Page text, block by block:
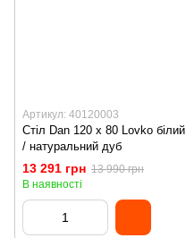
Артикул: 40120003
Стіл Dan 120 х 80 Lovko білий
/ натуральний дуб
13 291 грн 13 990 грн
В наявності